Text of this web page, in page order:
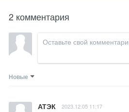
2 комментария
Новые
АТЭК 2023.12.05 11:17